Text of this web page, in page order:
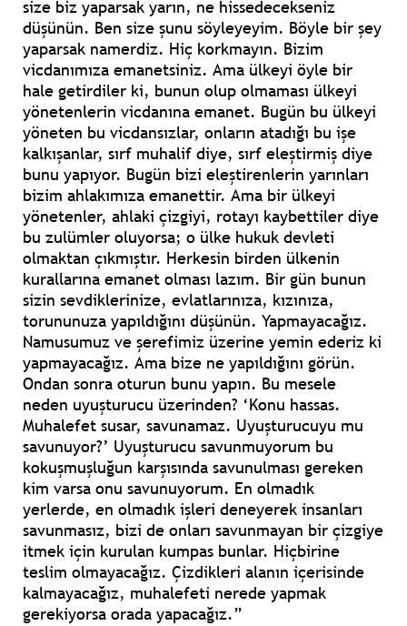
size biz yaparsak yarın, ne hissedecekseniz
düşünün. Ben size şunu söyleyeyim. Böyle bir şey
yaparsak namerdiz. Hiç korkmayın. Bizim
vicdanımıza emanetsiniz. Ama ülkeyi öyle bir
hale getirdiler ki, bunun olup olmaması ülkeyi
yönetenlerin vicdanına emanet. Bugün bu ülkeyi
yöneten bu vicdansızlar, onların atadığı bu işe
kalkışanlar, sırf muhalif diye, sırf eleştirmiş diye
bunu yapıyor. Bugün bizi eleştirenlerin yarınları
bizim ahlakımıza emanettir. Ama bir ülkeyi
yönetenler, ahlaki çizgiyi, rotayı kaybettiler diye
bu zulümler oluyorsa; o ülke hukuk devleti
olmaktan çıkmıştır. Herkesin birden ülkenin
kurallarına emanet olması lazım. Bir gün bunun
sizin sevdiklerinize, evlatlarınıza, kızınıza,
torununuza yapıldığını düşünün. Yapmayacağız.
Namusumuz ve şerefimiz üzerine yemin ederiz ki
yapmayacağız. Ama bize ne yapıldığını görün.
Ondan sonra oturun bunu yapın. Bu mesele
neden uyuşturucu üzerinden? ‘Konu hassas.
Muhalefet susar, savunamaz. Uyuşturucuyu mu
savunuyor?’ Uyuşturucu savunmuyorum bu
kokuşmuşluğun karşısında savunulması gereken
kim varsa onu savunuyorum. En olmadık
yerlerde, en olmadık işleri deneyerek insanları
savunmasız, bizi de onları savunmayan bir çizgiye
itmek için kurulan kumpas bunlar. Hiçbirine
teslim olmayacağız. Çizdikleri alanın içerisinde
kalmayacağız, muhalefeti nerede yapmak
gerekiyorsa orada yapacağız.”